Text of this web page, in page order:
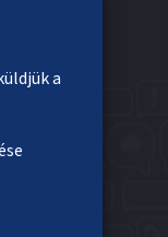
a
található